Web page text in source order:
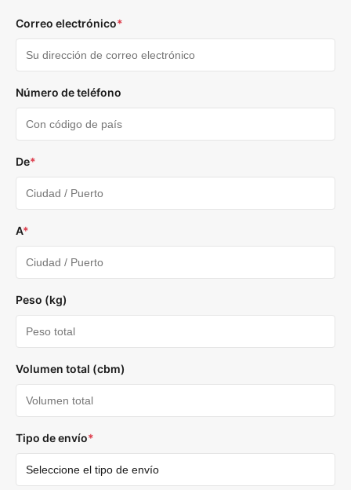
Correo electrónico*
Número de teléfono
De*
A*
Peso (kg)
Volumen total (cbm)
Tipo de envío*